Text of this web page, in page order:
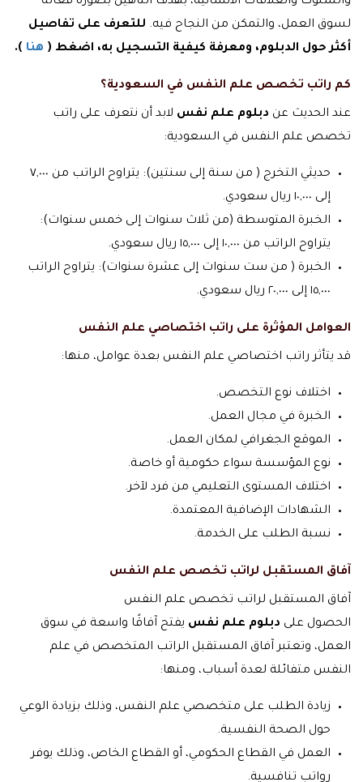
لسوق العمل، والتمكن من النجاح فيه. للتعرف على تفاصيل
أكثر حول الدبلوم، ومعرفة كيفية التسجيل به، اضغط ( هنا ).
كم راتب تخصص علم النفس في السعودية؟
عند الحديث عن دبلوم علم نفس لابد أن نتعرف على راتب
تخصص علم النفس في السعودية:
حديثي التخرج ( من سنة إلى سنتين): يتراوح الراتب من ٧,٠٠٠
إلى ١٠,٠٠٠ ريال سعودي.
الخبرة المتوسطة (من ثلاث سنوات إلى خمس سنوات):
يتراوح الراتب من ١٠,٠٠٠ إلى ١٥,٠٠٠ ريال سعودي.
الخبرة ( من ست سنوات إلى عشرة سنوات): يتراوح الراتب
١٥,٠٠٠ إلى ٢٠,٠٠٠ ريال سعودي.
العوامل المؤثرة على راتب اختصاصي علم النفس
قد يتأثر راتب اختصاصي علم النفس بعدة عوامل، منها:
اختلاف نوع التخصص.
الخبرة في مجال العمل.
الموقع الجغرافي لمكان العمل.
نوع المؤسسة سواء حكومية أو خاصة.
اختلاف المستوى التعليمي من فرد لآخر.
الشهادات الإضافية المعتمدة.
نسبة الطلب على الخدمة.
آفاق المستقبل لراتب تخصص علم النفس
آفاق المستقبل لراتب تخصص علم النفس
الحصول على دبلوم علم نفس يفتح آفاقًا واسعة في سوق
العمل، وتعتبر آفاق المستقبل الراتب المتخصص في علم
النفس متفائلة لعدة أسباب، ومنها:
زيادة الطلب على متخصصي علم النفس، وذلك بزيادة الوعي
حول الصحة النفسية.
العمل في القطاع الحكومي، أو القطاع الخاص، وذلك يوفر
رواتب تنافسية.